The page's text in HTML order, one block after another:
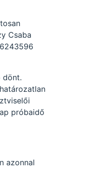
Csaba
dönt.
próbaidő
azonnal